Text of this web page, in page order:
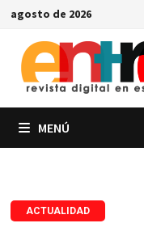
Saltar
contenido
agosto de 2026
MENÚ
ACTUALIDAD